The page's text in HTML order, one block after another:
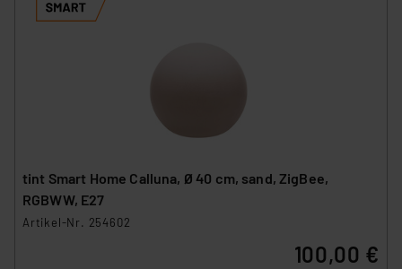
tint Smart Home Calluna, Ø 40 cm, sand, ZigBee,
RGBWW, E27
Artikel-Nr. 254602
100,00 €